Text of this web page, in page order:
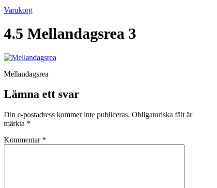
Varukorg
4.5 Mellandagsrea 3
Mellandagsrea
Lämna ett svar
Din e-postadress kommer inte publiceras. Obligatoriska fält är
märkta *
Kommentar *